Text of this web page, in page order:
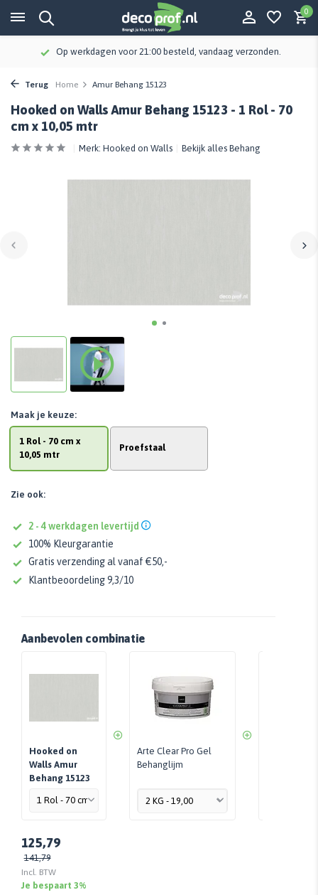
0
Op werkdagen voor 21:00 besteld, vandaag verzonden.
Terug Home Amur Behang 15123
Hooked on Walls Amur Behang 15123 - 1 Rol - 70
cm x 10,05 mtr
Merk: Hooked on Walls Bekijk alles Behang
1 Rol - 70 cm x
10,05 mtr
Proefstaal
Maak je keuze:
Zie ook:
2 - 4 werkdagen levertijd
100% Kleurgarantie
Gratis verzending al vanaf €50,-
Klantbeoordeling 9,3/10
Aanbevolen combinatie
Hooked on
Walls Amur
Behang 15123
Arte Clear Pro Gel
Behanglijm
125,79
141,79
Incl. BTW
Je bespaart 3%